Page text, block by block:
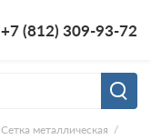
+7 (812) 309-93-72
Сетка металлическая